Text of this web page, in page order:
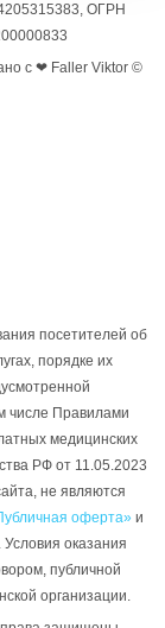
ОГРН
с ❤ Faller Viktor ©
посетителей об
порядке их
числе Правилами
медицинских
РФ от 11.05.2023
не являются
оферта»и
Условия оказания
публичной
организации.